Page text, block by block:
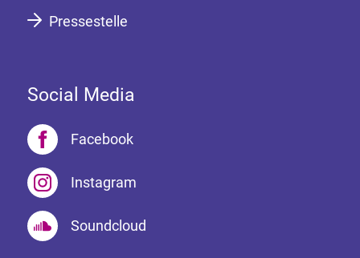
Pressestelle
Social Media
Facebook
Instagram
Soundcloud